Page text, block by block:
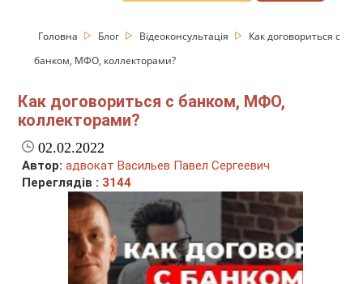
Головна Блог Відеоконсультація
Как договориться с
банком, МФО, коллекторами?
Как договориться с банком, МФО,
коллекторами?
02.02.2022
Автор: адвокат Васильев Павел Сергеевич
Переглядів : 3144